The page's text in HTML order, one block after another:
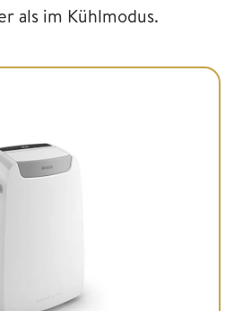
als im Kühlmodus.